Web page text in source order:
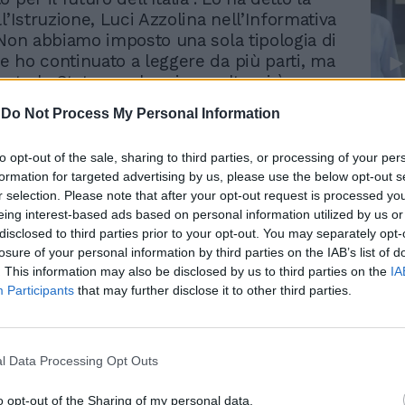
Do Not Process My Personal Information
opt-out of the sale, sharing to third parties, or processing of your
for targeted advertising by us, please use the below opt-out
selection. Please note that after your opt-out request is processed
interest-based ads based on personal information utilized by us
to third parties prior to your opt-out. You may separately
of your personal information by third parties on the IAB’s list of
This information may also be disclosed by us to third parties on the
Participants that may further disclose it to other third parties.
Data Processing Opt Outs
opt-out of the Sharing of my personal data.
Luci Azzolina nell’Informativa
abbiamo imposto una sola tipologia di
ho continuato a leggere da più parti, ma
lo Stato, per la prima volta, si è preso
di sostenere le scuole aiutandole a
arredi. Gli istituti, come ho già avuto
banchi. Oltre 750 mila sono per la
dunque, necessariamente, banchi di
più adatti per i piccoli. Mentre 1,7
stati i banchi richiesti per le secondarie
su quattro di tipo innovativo". "La
ha ricordato - è già cominciata il 28 di
nelle prossime settimane. Come
con nota del 3 settembre 2020, la
dei banchi è stata avviata partendo da
particolarmente colpiti nel corso della
pandemia, come Codogno, Alzano,
Trump, Meloni e la strategia
americana